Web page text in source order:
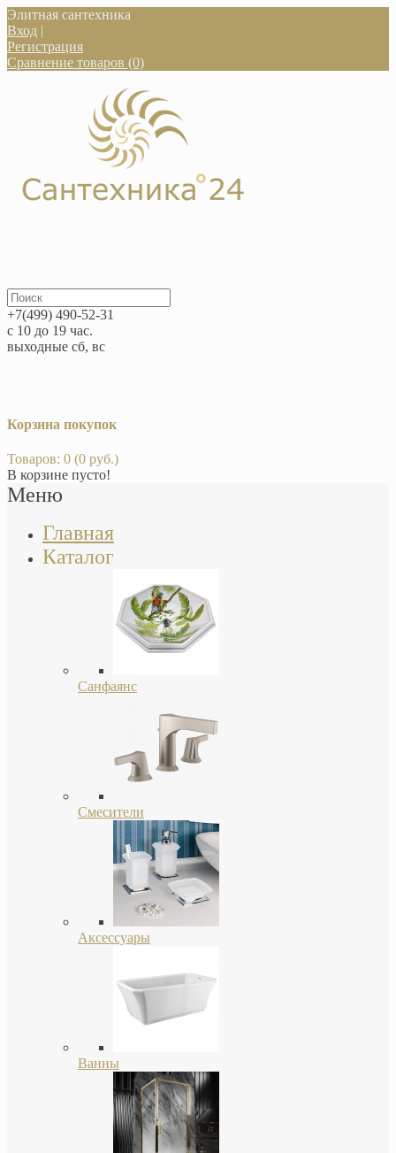
Элитная сантехника
Вход |
Регистрация
Сравнение товаров (0)
+7(499) 490-52-31
с 10 до 19 час.
выходные сб, вс
Корзина покупок
Товаров: 0 (0 руб.)
В корзине пусто!
Меню
Главная
Каталог
Санфаянс
Смесители
Аксессуары
Ванны